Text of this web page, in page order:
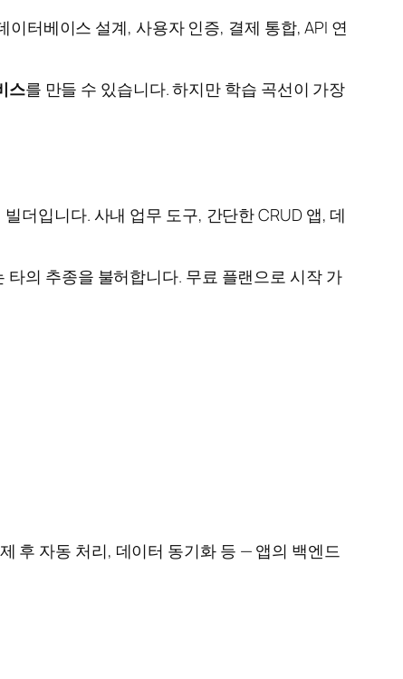
이터베이스 설계, 사용자 인증, 결제 통합, API 연
스를 만들 수 있습니다. 하지만 학습 곡선이 가장
빌더입니다. 사내 업무 도구, 간단한 CRUD 앱, 데
타의 추종을 불허합니다. 무료 플랜으로 시작 가
후 자동 처리, 데이터 동기화 등 — 앱의 백엔드